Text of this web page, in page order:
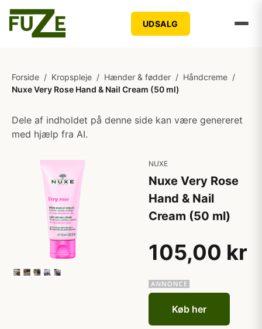
UDSALG
Forside / Kropspleje / Hænder & fødder / Håndcreme /
Nuxe Very Rose Hand & Nail Cream (50 ml)
Dele af indholdet på denne side kan være genereret
med hjælp fra AI.
NUXE
Nuxe Very Rose
Hand & Nail
Cream (50 ml)
105,00 kr
Køb her